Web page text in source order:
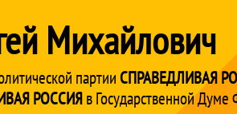
Михайлович
партии СПРАВЕДЛИВАЯ
РОССИЯв Государственной